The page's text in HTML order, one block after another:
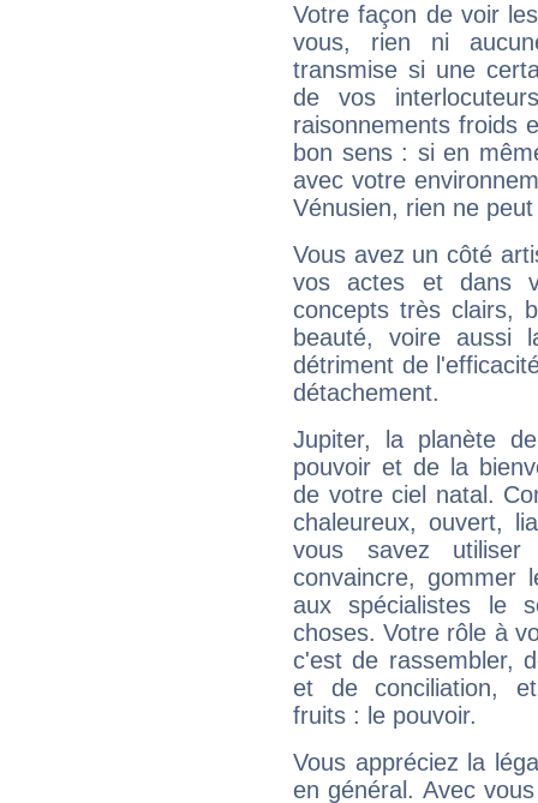
Votre façon de voir
vous, rien ni
transmise si une
de vos
raisonnements froids
bon sens : si en
avec votre
Vénusien, rien ne
Vous avez un côté
vos actes et dans
concepts très clairs,
beauté, voire aussi
détriment de
détachement.
Jupiter, la planète
pouvoir et de la
de votre ciel natal.
chaleureux, ouvert,
vous savez
convaincre, gommer
aux spécialistes le
choses. Votre rôle à
c'est de rassembler,
et de conciliation,
fruits : le pouvoir.
Vous appréciez la
en général. Avec